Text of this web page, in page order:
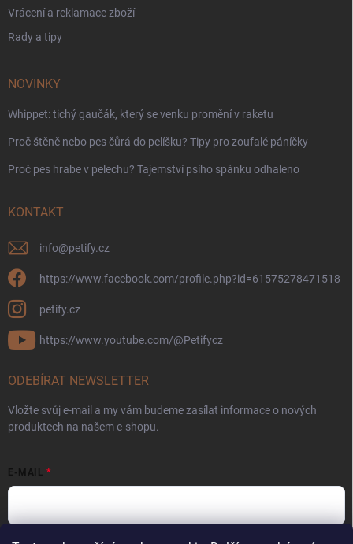
Vrácení a reklamace zboží
Rady a tipy
NOVINKY
Whippet: tichý gaučák, který se venku promění v raketu
Proč štěně nebo pes čůrá do pelíšku? Tipy pro zoufalé páníčky
Proč pes hrabe v pelechu? Tajemství psího spánku odhaleno
KONTAKT
info@petify.cz
https://www.facebook.com/profile.php?id=61575278471518
petify.cz
https://www.youtube.com/@Petifycz
ODEBÍRAT NEWSLETTER
Vložte svůj e-mail a my vám budeme zasílat informace o nových
produktech na našem e-shopu.
E-MAIL